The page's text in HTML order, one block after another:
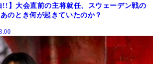
!!】大会直前の主将就任、スウェーデン戦の
のとき何が起きていたのか？